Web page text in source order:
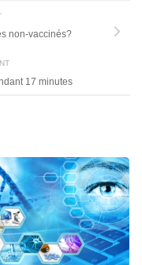
non-vaccinés?
17 minutes